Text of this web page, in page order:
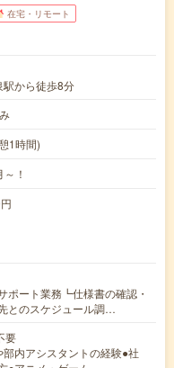
在宅・リモート
から徒歩8分
1時間)
！
ポート業務┗仕様書の確認・
とのスケジュール調…
要
内アシスタントの経験●社